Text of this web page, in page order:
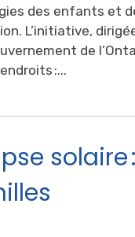
des enfants et
L’initiative,
de
:...